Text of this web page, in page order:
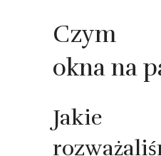
Czym
okna na
Jakie